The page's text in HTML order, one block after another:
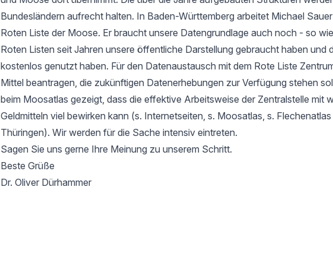
Bundesländern aufrecht halten. In Baden-Württemberg arbeitet Michael
Roten Liste der Moose. Er braucht unsere Datengrundlage auch noch - so
Roten Listen seit Jahren unsere öffentliche Darstellung gebraucht haben und
kostenlos genutzt haben. Für den Datenaustausch mit dem Rote Liste
Mittel beantragen, die zukünftigen Datenerhebungen zur Verfügung stehen
beim Moosatlas gezeigt, dass die effektive Arbeitsweise der Zentralstelle mit
Geldmitteln viel bewirken kann (s. Internetseiten, s. Moosatlas, s.
Thüringen). Wir werden für die Sache intensiv eintreten.
Sagen Sie uns gerne Ihre Meinung zu unserem Schritt.
Beste Grüße
Dr. Oliver Dürhammer